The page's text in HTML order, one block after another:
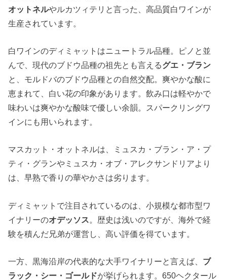
オットネルやルカツィテリと言った、高品質白ワインが
生産されています。
白ワインのディミャットはニュートラル品種。ピノと並
んで、現代のブドウ品種の祖先とも言えるグエ・ブラン
と、モルドバのブドウ品種との自然交配。爽やかな酸に
恵まれて、白い花の印象があります。飲み口は軽やかで
味わいは爽やかな酸味で優しい余韻。スパークリングワ
インにも用いられます。
マスカット・オットネルは、ミュスカ・ブラン・ア・プ
ティ・グランやミュスカ・オブ・アレクサンドリアより
は、早熟で香りの華やかさは劣ります。
ディミャットで注目されているのは、小規模な都市型ワ
イナリーのオデッソス
。歴史は浅いのですが、海外で経
験を積んだ兄弟が運営し、高い評価を得ています。
一方、黒海沿岸の代表的な大手ワイナリーと言えば、 ブ
ラック・シー・ゴールドが挙げられます。650ヘクタール